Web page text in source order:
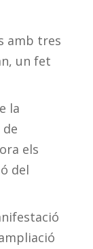
amb tres
un fet
la
els
del